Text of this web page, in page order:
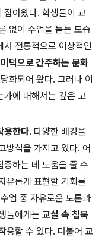
잡아왔다. 학생들이 교
없이 수업을 듣는 모습
전통적으로 이상적인
덕으로 간주하는 문화
화되어 왔다. 그러나 이
가에 대해서는 깊은 고
용한다. 다양한 배경을
방식을 가지고 있다. 어
중하는 데 도움을 줄 수
유롭게 표현할 기회를
업 중 자유로운 토론과
들에게는 교실 속 침묵
용할 수 있다. 더불어 교